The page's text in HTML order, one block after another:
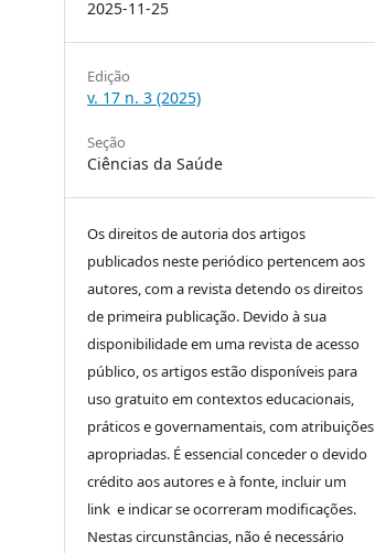
2025-11-25
Edição
v. 17 n. 3 (2025)
Seção
Ciências da Saúde
Os direitos de autoria dos artigos
publicados neste periódico pertencem aos
autores, com a revista detendo os direitos
de primeira publicação. Devido à sua
disponibilidade em uma revista de acesso
público, os artigos estão disponíveis para
uso gratuito em contextos educacionais,
práticos e governamentais, com atribuições
apropriadas. É essencial conceder o devido
crédito aos autores e à fonte, incluir um
link e indicar se ocorreram modificações.
Nestas circunstâncias, não é necessário